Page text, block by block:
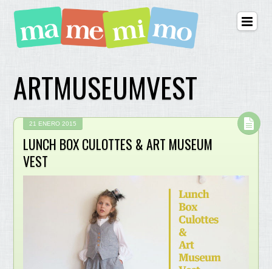
ARTMUSEUMVEST
21 ENERO 2015
LUNCH BOX CULOTTES & ART MUSEUM
VEST